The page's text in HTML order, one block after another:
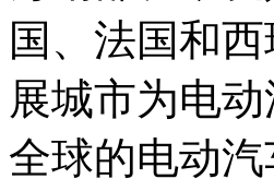
国、法国和
展城市为电
全球的电动